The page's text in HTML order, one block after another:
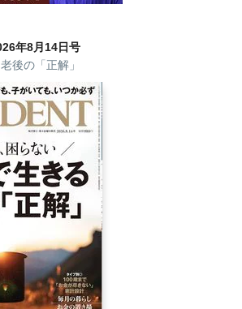
年8月14日号
後の「正解」